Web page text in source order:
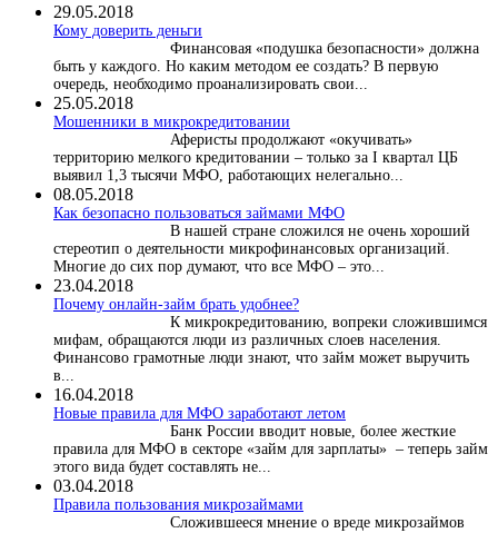
29.05.2018
Кому доверить деньги
Финансовая «подушка безопасности» должна
быть у каждого. Но каким методом ее создать? В первую
очередь, необходимо проанализировать свои...
25.05.2018
Мошенники в микрокредитовании
Аферисты продолжают «окучивать»
территорию мелкого кредитовании – только за I квартал ЦБ
выявил 1,3 тысячи МФО, работающих нелегально...
08.05.2018
Как безопасно пользоваться займами МФО
В нашей стране сложился не очень хороший
стереотип о деятельности микрофинансовых организаций.
Многие до сих пор думают, что все МФО – это...
23.04.2018
Почему онлайн-займ брать удобнее?
К микрокредитованию, вопреки сложившимся
мифам, обращаются люди из различных слоев населения.
Финансово грамотные люди знают, что займ может выручить
в...
16.04.2018
Новые правила для МФО заработают летом
Банк России вводит новые, более жесткие
правила для МФО в секторе «займ для зарплаты» – теперь займ
этого вида будет составлять не...
03.04.2018
​Правила пользования микрозаймами
Сложившееся мнение о вреде микрозаймов